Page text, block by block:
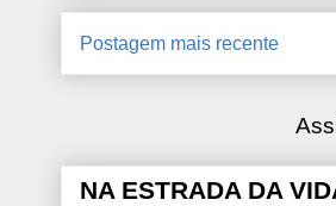
Postagem mais recente
NA ESTRADA DA